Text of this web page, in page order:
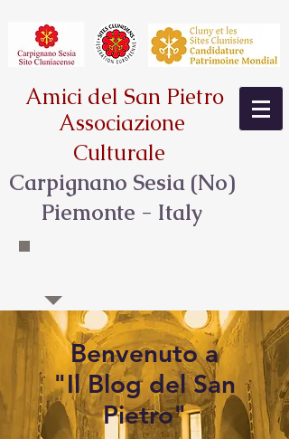
Amici del San Pietro
Associazione
Culturale
Carpignano Sesia (No)
Piemonte - Italy
Benvenuto a
"Il Blog del San
Pietro"